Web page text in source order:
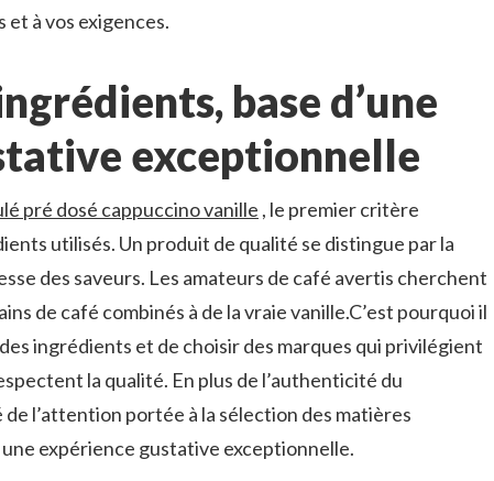
à vos exigences.
base d’une
exceptionnelle
pré dosé cappuccino vanille , le premier critère
utilisés. Un produit de qualité se distingue par la
des saveurs. Les amateurs de café avertis cherchent
de café combinés à de la vraie vanille.C’est pourquoi il
ingrédients et de choisir des marques qui privilégient
la qualité. En plus de l’authenticité du
l’attention portée à la sélection des matières
expérience gustative exceptionnelle.